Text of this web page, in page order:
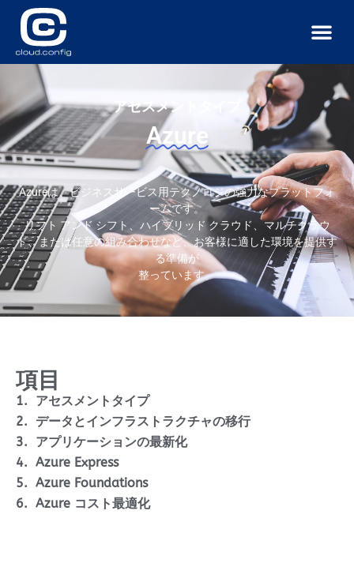
アセスメントタイプ
Azure
Azureは、ビジネスサービス用テクノロジの強力なプラットフォ
ームです。
リフト アンド シフト、ハイブリッド クラウド、マルチクラウ
ド、または任意の組み合わせなど、お客様に適した環境を提供す
る準備が
整っています。
項目
アセスメントタイプ
データとインフラストラクチャの移行
アプリケーションの最新化
Azure Express
Azure Foundations
Azure コスト最適化